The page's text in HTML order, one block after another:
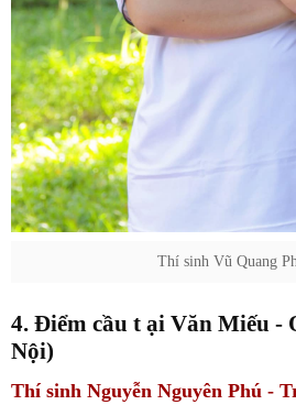
Thí sinh Vũ Quang
4. Điểm cầu t ại Văn Miếu -
Nội)
Thí sinh Nguyễn Nguyên Phú -